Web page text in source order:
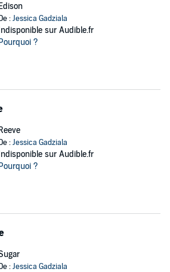
Edison
De :Jessica Gadziala
Indisponible sur Audible.fr
Pourquoi ?
Reeve
De :Jessica Gadziala
Indisponible sur Audible.fr
Pourquoi ?
De :Jessica Gadziala